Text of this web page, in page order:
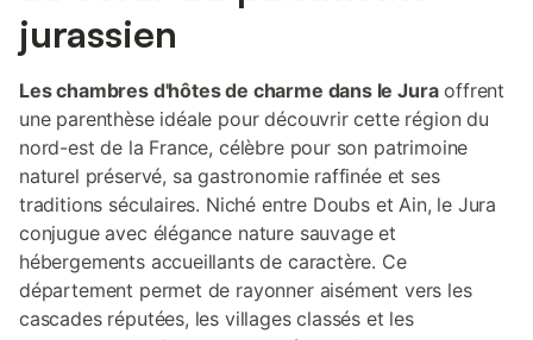
jurassien
Les chambres d'hôtes de charme dans le Juraoffrent
une parenthèse idéale pour découvrir cette région du
nord-est de la France, célèbre pour son patrimoine
naturel préservé, sa gastronomie raffinée et ses
traditions séculaires. Niché entre Doubs et Ain, le Jura
conjugue avec élégance nature sauvage et
hébergements accueillants de caractère. Ce
département permet de rayonner aisément vers les
cascades réputées, les villages classés et les